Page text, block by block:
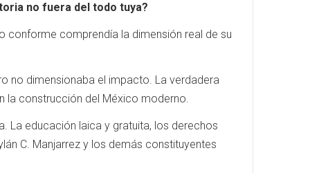
no fuera del todo tuya?
conforme comprendía la dimensión real de su
no dimensionaba el impacto. La verdadera
la construcción del México moderno.
La educación laica y gratuita, los derechos
C. Manjarrez y los demás constituyentes